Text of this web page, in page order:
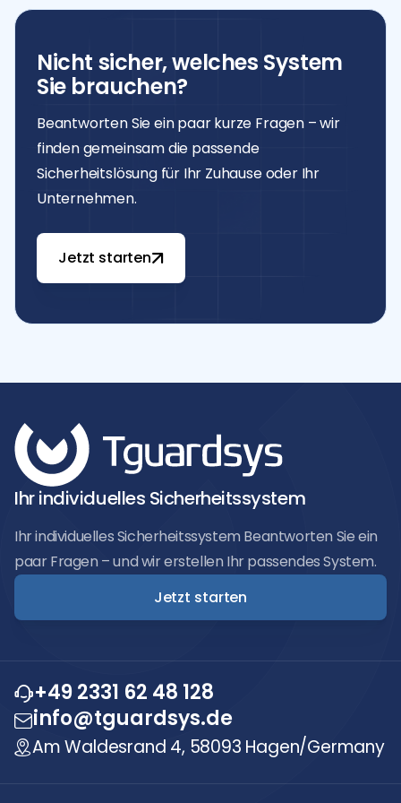
Ruhephasen.
Nicht sicher, welches System
Sie brauchen?
Beantworten Sie ein paar kurze Fragen – wir
finden gemeinsam die passende
Sicherheitslösung für Ihr Zuhause oder Ihr
Unternehmen.
Jetzt starten
Ihr individuelles Sicherheitssystem
Ihr individuelles Sicherheitssystem Beantworten Sie ein
paar Fragen – und wir erstellen Ihr passendes System.
Jetzt starten
+49 2331 62 48 128
info@tguardsys.de
Am Waldesrand 4, 58093 Hagen/Germany